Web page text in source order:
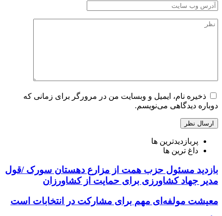
ذخیره نام، ایمیل و وبسایت من در مرورگر برای زمانی که
دوباره دیدگاهی می‌نویسم.
پربازدیدترین ها
داغ ترین ها
بازدید مسئول حزب همت از مزارع دهستان سورک /قول
مدیر جهاد کشاورزی برای حمایت از کشاورزان
معیشت مولفه‌ای مهم برای مشارکت در انتخابات است